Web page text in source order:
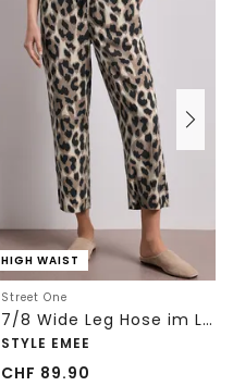
HIGH WAIST
Street One
7/8 Wide Leg Hose im Loose Fit mit Print
STYLE EMEE
CHF 89.90